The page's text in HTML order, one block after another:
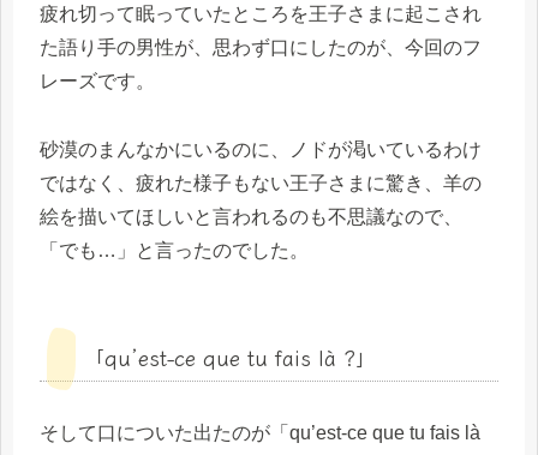
疲れ切って眠っていたところを王子さまに起こされ
た語り手の男性が、思わず口にしたのが、今回のフ
レーズです。
砂漠のまんなかにいるのに、ノドが渇いているわけ
ではなく、疲れた様子もない王子さまに驚き、羊の
絵を描いてほしいと言われるのも不思議なので、
「でも…」と言ったのでした。
「qu’est-ce que tu fais là ?」
そして口についた出たのが「qu’est-ce que tu fais là